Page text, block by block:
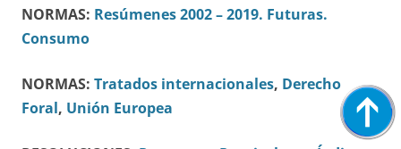
NORMAS: Resúmenes 2002 – 2019. Futuras.
Consumo
NORMAS: Tratados internacionales, Derecho
Foral, Unión Europea